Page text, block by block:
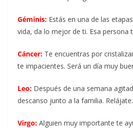
Géminis: Estás en una de las
vida, da lo mejor de ti. Esa persona
Cáncer: Te encuentras por
te impacientes. Será un día muy
Leo: Después de una semana
descanso junto a la familia. Relájate.
Virgo: Alguien muy importante te